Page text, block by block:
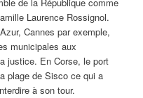
Laurence Rossignol.
Cannes par exemple,
municipales aux
justice. En Corse, le port
plage de Sisco ce qui a
à son tour.